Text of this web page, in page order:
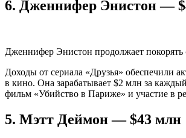
6. Дженнифер Энистон —
Дженнифер Энистон продолжает покорять
Доходы от сериала «Друзья» обеспечили
в кино. Она зарабатывает $2 млн за
фильм «Убийство в Париже» и участие в
5. Мэтт Деймон — $43 млн